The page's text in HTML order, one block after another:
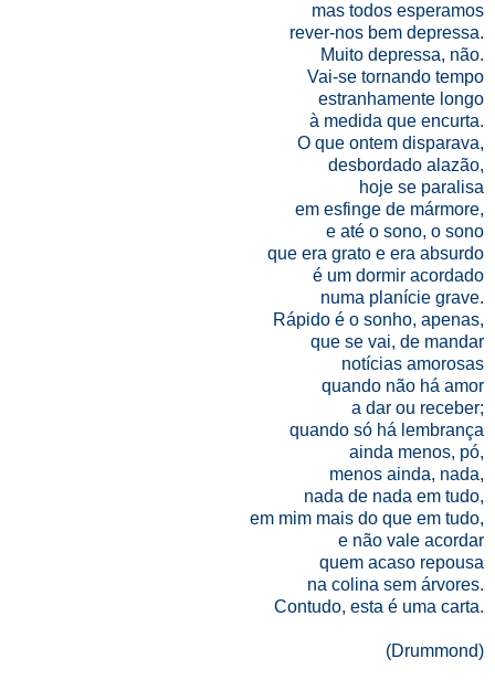
mas todos esperamos
rever-nos bem depressa.
Muito depressa, não.
Vai-se tornando tempo
estranhamente longo
à medida que encurta.
O que ontem disparava,
desbordado alazão,
hoje se paralisa
em esfinge de mármore,
e até o sono, o sono
que era grato e era absurdo
é um dormir acordado
numa planície grave.
Rápido é o sonho, apenas,
que se vai, de mandar
notícias amorosas
quando não há amor
a dar ou receber;
quando só há lembrança
ainda menos, pó,
menos ainda, nada,
nada de nada em tudo,
em mim mais do que em tudo,
e não vale acordar
quem acaso repousa
na colina sem árvores.
Contudo, esta é uma carta.
(Drummond)